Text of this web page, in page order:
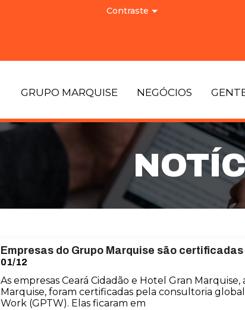
Contraste
GRUPO MARQUISE NEGÓCIOS
Empresas do Grupo Marquise são certificadas
01/12
As empresas Ceará Cidadão e Hotel Gran
Marquise, foram certificadas pela consultoria
Work (GPTW). Elas ficaram em